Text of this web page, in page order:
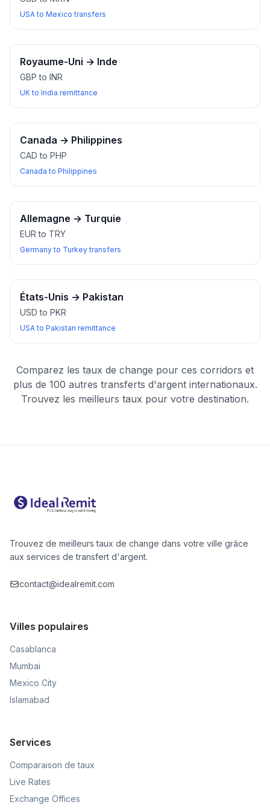
USA to Mexico transfers
Royaume-Uni → Inde
GBP to INR
UK to India remittance
Canada → Philippines
CAD to PHP
Canada to Philippines
Allemagne → Turquie
EUR to TRY
Germany to Turkey transfers
États-Unis → Pakistan
USD to PKR
USA to Pakistan remittance
Comparez les taux de change pour ces corridors et
plus de 100 autres transferts d'argent internationaux.
Trouvez les meilleurs taux pour votre destination.
Trouvez de meilleurs taux de change dans votre ville grâce
aux services de transfert d'argent.
contact@idealremit.com
Villes populaires
Casablanca
Mumbai
Mexico City
Islamabad
Services
Comparaison de taux
Live Rates
Exchange Offices